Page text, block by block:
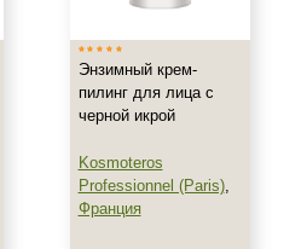
Энзимный крем-
пилинг для лица с
черной икрой
Kosmoteros
Professionnel (Paris),
Франция